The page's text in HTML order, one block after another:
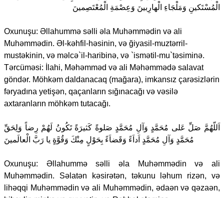
الْمُسْتَكينِ وَمَلْجَاءِ الْهارِبينَ وَعِصْمَةِ الْمُعْتَصِمينَ
Oxunuşu: Əllahummə səlli əla Muhəmmədin və ali
Muhəmmədin. Əl-kəhfil-həsinin, və ğiyasil-muztərril-
mustəkinin, və məlcə`il-haribinə, və `ismətil-mu`təsiminə.
Tərcüməsi: İlahi, Məhəmməd və ali Məhəmmədə salavat
göndər. Möhkəm daldanacaq (mağara), imkansız çarəsizlərin
fəryadına yetişən, qaçanların sığınacağı və vəsilə
axtaranların möhkəm tutacağı.
اَللّهُمَّ صَلِّ عَلى مُحَمَّدٍ وَآلِ مُحَمَّدٍ صَلوةً كَثيرَةً تَكُونُ لَهُمْ رِضاً وَلِحَقِّ
مُحَمَّدٍ وَآلِ مُحَمَّدٍ اَداَءً وَقَضاَءً بِحَوْلٍ مِنْكَ وَقُوَّةٍ يا رَبَّ الْعالَمينَ
Oxunuşu: Əllahummə səlli əla Muhəmmədin və ali
Muhəmmədin. Səlatən kəsirətən, təkunu ləhum rizən, və
lihəqqi Muhəmmədin və ali Muhəmmədin, ədaən və qəzaən,